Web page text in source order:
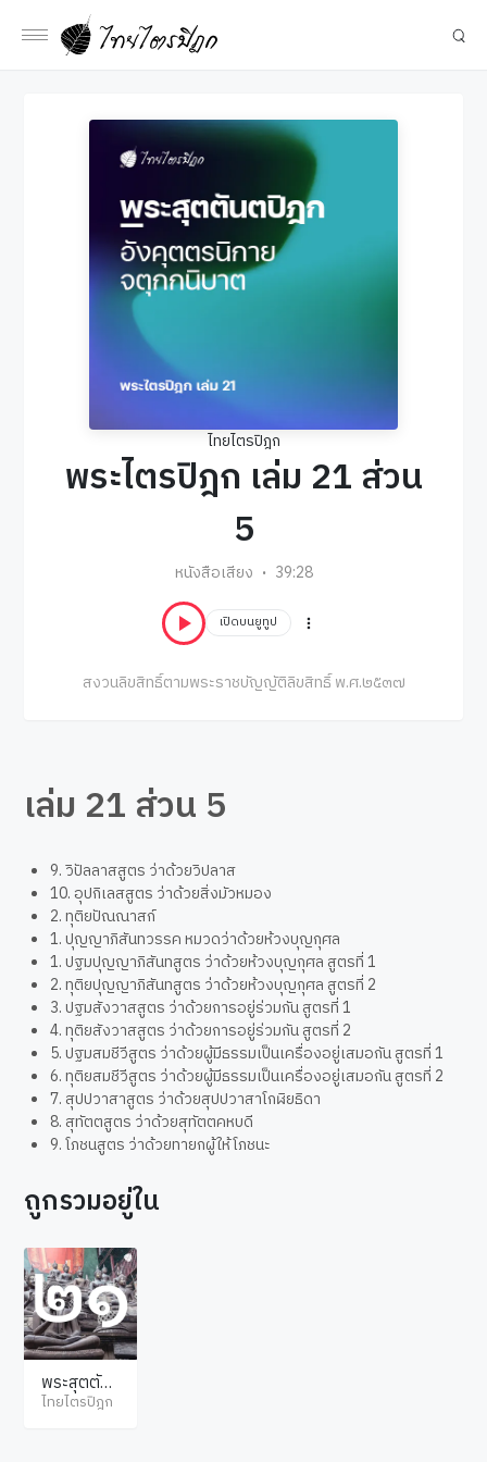
ไทยไตรปิฎก
พระไตรปิฎก เล่ม 21 ส่วน
5
หนังสือเสียง 39:28
เปิดบนยูทูป
สงวนลิขสิทธิ์ตามพระราชบัญญัติลิขสิทธิ์ พ.ศ.๒๕๓๗
เล่ม 21 ส่วน 5
9. วิปัลลาสสูตร ว่าด้วยวิปลาส
10. อุปกิเลสสูตร ว่าด้วยสิ่งมัวหมอง
2. ทุติยปัณณาสก์
1. ปุญญาภิสันทวรรค หมวดว่าด้วยห้วงบุญกุศล
1. ปฐมปุญญาภิสันทสูตร ว่าด้วยห้วงบุญกุศล สูตรที่ 1
2. ทุติยปุญญาภิสันทสูตร ว่าด้วยห้วงบุญกุศล สูตรที่ 2
3. ปฐมสังวาสสูตร ว่าด้วยการอยู่ร่วมกัน สูตรที่ 1
4. ทุติยสังวาสสูตร ว่าด้วยการอยู่ร่วมกัน สูตรที่ 2
5. ปฐมสมชีวีสูตร ว่าด้วยผู้มีธรรมเป็นเครื่องอยู่เสมอกัน สูตรที่ 1
6. ทุติยสมชีวีสูตร ว่าด้วยผู้มีธรรมเป็นเครื่องอยู่เสมอกัน สูตรที่ 2
7. สุปปวาสาสูตร ว่าด้วยสุปปวาสาโกฬิยธิดา
8. สุทัตตสูตร ว่าด้วยสุทัตตคหบดี
9. โภชนสูตร ว่าด้วยทายกผู้ให้โภชนะ
ถูกรวมอยู่ใน
พระสุตตัน
ตปิฎก อังคุ
ไทยไตรปิฎก